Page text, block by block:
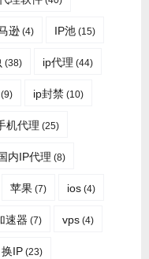
逊 (4) IP池 (15)
(38) ip代理 (44)
(9) ip封禁 (10)
机代理 (25)
内IP代理 (8)
苹果 (7) ios (4)
速器 (7) vps (4)
换IP (23)